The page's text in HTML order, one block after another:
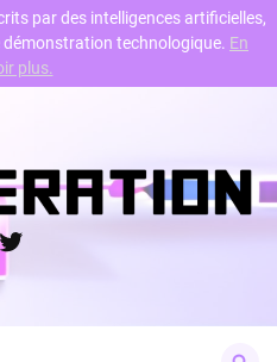
par des intelligences artificielles,
technologique. En
plus.